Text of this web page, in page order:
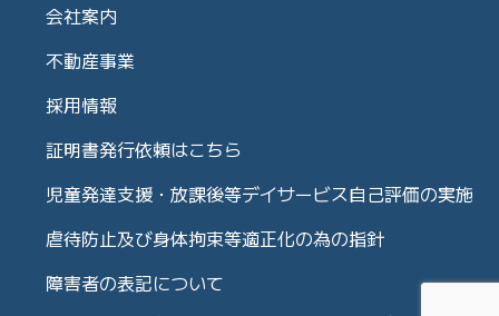
会社案内
不動産事業
採用情報
証明書発行依頼はこちら
児童発達支援・放課後等デイサービス自己評価の実施
虐待防止及び身体拘束等適正化の為の指針
障害者の表記について